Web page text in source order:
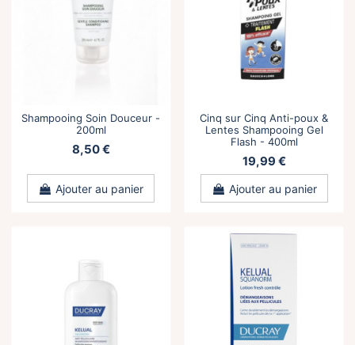
Shampooing Soin Douceur -
200ml
8,50 €
Ajouter au panier
Cinq sur Cinq Anti-poux &
Lentes Shampooing Gel
Flash - 400ml
19,99 €
Ajouter au panier